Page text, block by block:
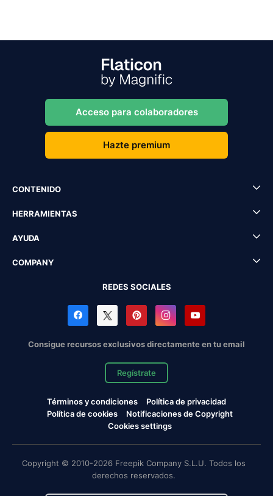
Acceso para colaboradores
Hazte premium
CONTENIDO
HERRAMIENTAS
AYUDA
COMPANY
REDES SOCIALES
Consigue recursos exclusivos directamente en tu email
Regístrate
Términos y condiciones
Política de privacidad
Política de cookies
Notificaciones de Copyright
Cookies settings
Copyright © 2010-2026 Freepik Company S.L.U. Todos los
derechos reservados.